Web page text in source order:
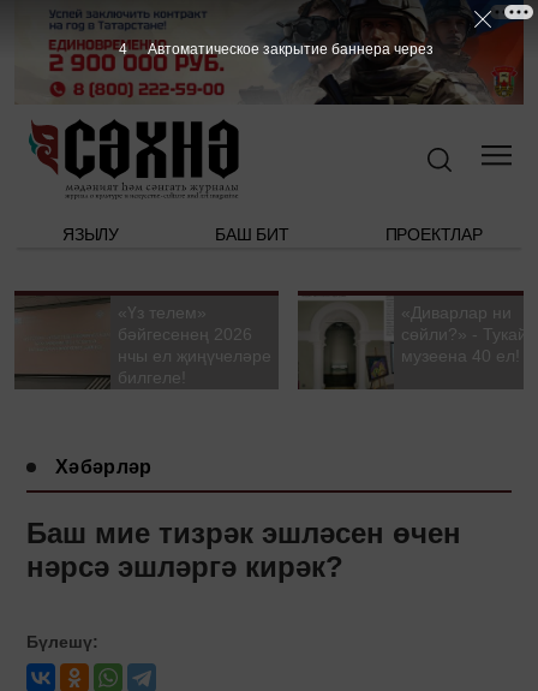
ЯЗЫЛУ БАШ БИТ ПРОЕКТЛАР
«Үз телем»
бәйгесенең 2026
нчы ел җиңүчеләре
билгеле!
«Диварлар ни
сөйли?» - Тукай
музеена 40 ел!
Хәбәрләр
Баш мие тизрәк эшләсен өчен
нәрсә эшләргә кирәк?
Бүлешү:
3 Автоматическое закрытие баннера через